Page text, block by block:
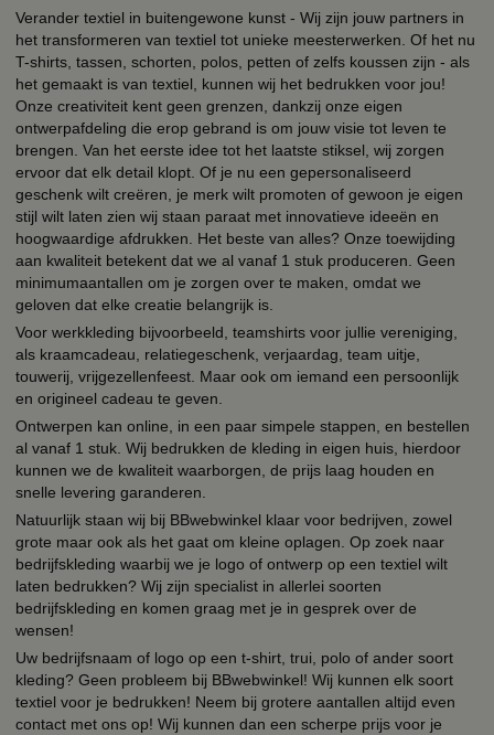
Verander textiel in buitengewone kunst - Wij zijn jouw partners in
het transformeren van textiel tot unieke meesterwerken. Of het nu
T-shirts, tassen, schorten, polos, petten of zelfs koussen zijn - als
het gemaakt is van textiel, kunnen wij het bedrukken voor jou!
Onze creativiteit kent geen grenzen, dankzij onze eigen
ontwerpafdeling die erop gebrand is om jouw visie tot leven te
brengen. Van het eerste idee tot het laatste stiksel, wij zorgen
ervoor dat elk detail klopt. Of je nu een gepersonaliseerd
geschenk wilt creëren, je merk wilt promoten of gewoon je eigen
stijl wilt laten zien wij staan paraat met innovatieve ideeën en
hoogwaardige afdrukken. Het beste van alles? Onze toewijding
aan kwaliteit betekent dat we al vanaf 1 stuk produceren. Geen
minimumaantallen om je zorgen over te maken, omdat we
geloven dat elke creatie belangrijk is.
Voor werkkleding bijvoorbeeld, teamshirts voor jullie vereniging,
als kraamcadeau, relatiegeschenk, verjaardag, team uitje,
touwerij, vrijgezellenfeest. Maar ook om iemand een persoonlijk
en origineel cadeau te geven.
Ontwerpen kan online, in een paar simpele stappen, en bestellen
al vanaf 1 stuk. Wij bedrukken de kleding in eigen huis, hierdoor
kunnen we de kwaliteit waarborgen, de prijs laag houden en
snelle levering garanderen.
Natuurlijk staan wij bij BBwebwinkel klaar voor bedrijven, zowel
grote maar ook als het gaat om kleine oplagen. Op zoek naar
bedrijfskleding waarbij we je logo of ontwerp op een textiel wilt
laten bedrukken? Wij zijn specialist in allerlei soorten
bedrijfskleding en komen graag met je in gesprek over de
wensen!
Uw bedrijfsnaam of logo op een t-shirt, trui, polo of ander soort
kleding? Geen probleem bij BBwebwinkel! Wij kunnen elk soort
textiel voor je bedrukken! Neem bij grotere aantallen altijd even
contact met ons op! Wij kunnen dan een scherpe prijs voor je